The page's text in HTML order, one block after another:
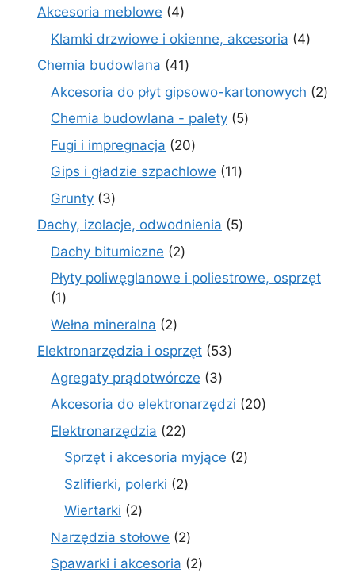
Akcesoria meblowe 44
produkty
Klamki drzwiowe i okienne, akcesoria 44
Chemia budowlana 4141
produktów
Akcesoria do płyt gipsowo-kartonowych 22
Chemia budowlana - palety 55
Fugi i impregnacja 2020
produktów
Gips i gładzie szpachlowe 1111
Grunty 33
produkty
Dachy, izolacje, odwodnienia 55
Dachy bitumiczne 22
produkty
Płyty poliwęglanowe i poliestrowe, osprzęt
11
produkt
Wełna mineralna 22
produkty
Elektronarzędzia i osprzęt 5353
Agregaty prądotwórcze 33
produkty
Akcesoria do elektronarzędzi 2020
Elektronarzędzia 2222
produkty
Sprzęt i akcesoria myjące 22
Szlifierki, polerki 22
Wiertarki 22
produkty
Narzędzia stołowe 22
produkty
Spawarki i akcesoria 22